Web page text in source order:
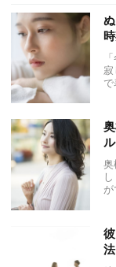
で
奥